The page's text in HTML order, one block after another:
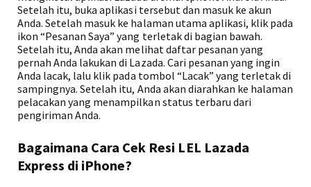
Setelah itu, buka aplikasi tersebut dan masuk ke akun
Anda. Setelah masuk ke halaman utama aplikasi, klik pada
ikon “Pesanan Saya” yang terletak di bagian bawah.
Setelah itu, Anda akan melihat daftar pesanan yang
pernah Anda lakukan di Lazada. Cari pesanan yang ingin
Anda lacak, lalu klik pada tombol “Lacak” yang terletak di
sampingnya. Setelah itu, Anda akan diarahkan ke halaman
pelacakan yang menampilkan status terbaru dari
pengiriman Anda.
Bagaimana Cara Cek Resi LEL Lazada
Express di iPhone?